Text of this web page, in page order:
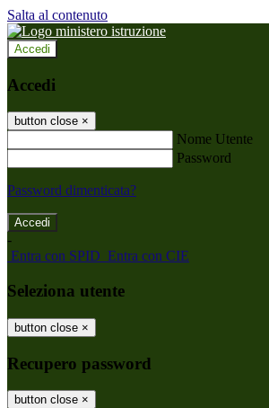
Salta al contenuto
Accedi
Accedi
button close ×
Nome Utente
Password
Password dimenticata?
-
Entra con SPID Entra con CIE
Seleziona utente
button close ×
Recupero password
button close ×